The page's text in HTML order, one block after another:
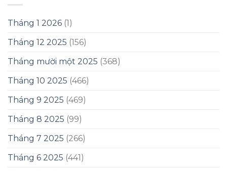
Tháng 1 2026 (1)
Tháng 12 2025 (156)
Tháng mười một 2025 (368)
Tháng 10 2025 (466)
Tháng 9 2025 (469)
Tháng 8 2025 (99)
Tháng 7 2025 (266)
Tháng 6 2025 (441)